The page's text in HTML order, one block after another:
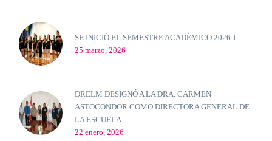
SE INICIÓ EL SEMESTRE ACADÉMICO 2026-I
25 marzo, 2026
DRELM DESIGNÓ A LA DRA. CARMEN
ASTOCONDOR COMO DIRECTORA GENERAL DE
LA ESCUELA
22 enero, 2026